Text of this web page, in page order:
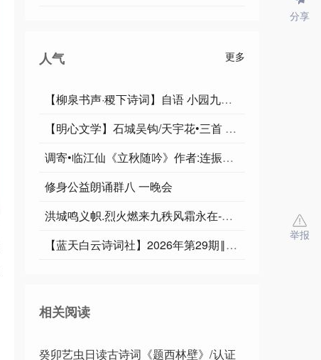
人气 更多
【柳泉书声·稷下诗词】自语 小园九章｜作者李奎封
【明心文学】石城吴钩/天宇花•三首 主播/薇薇
调寄•临江仙《立秋随吟》作者:连振华 / 广东乐昌
修身公益朗诵群八 一晚会
洪城鸣义帜.烈火燃来九秩风霜永在-俊岳汇雄师.祥光漫彻千重紫气遐昌∥运雪.耀华.唐江.班镇.天鹏.忠才.绍辉.飞鵬.兴华.继斌.小草.金穗.广英.家驹等佳作欣赏
【蓝天白云诗词社】2026年第29期‖王理松悼亡兄诗词专刊
相关阅读
癸卯艺虫日读古诗词《题西林壁》/认证
分享
举报